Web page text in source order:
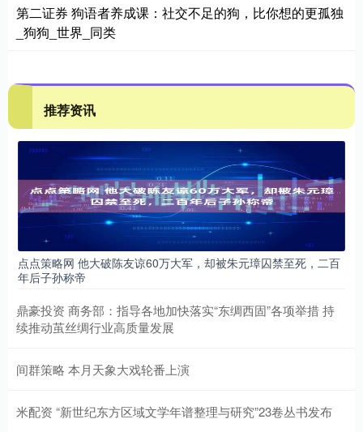
第二证券 狗语者养成课：社交不足的狗，比你想的更孤独
_狗狗_世界_同类
推荐资讯
点点策略网 他大破陈友谅60万大军，却被朱元璋囚禁至死，二百
年后子孙称帝
鼎豪投资 商务部：指导各地加快落实“东绸西固”各项举措 持
续推动茧丝绸行业高质量发展
间群策略 本月天象大戏轮番上演
米配资 “新世纪东方区域文学年谱整理与研究”23卷丛书发布